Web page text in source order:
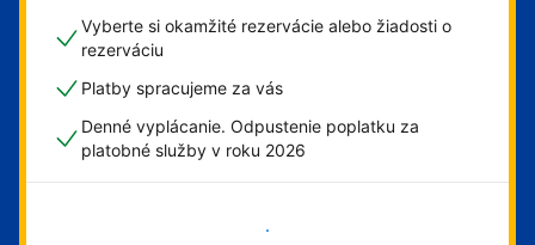
Vyberte si okamžité rezervácie alebo žiadosti o
rezerváciu
Platby spracujeme za vás
Denné vyplácanie. Odpustenie poplatku za
platobné služby v roku 2026